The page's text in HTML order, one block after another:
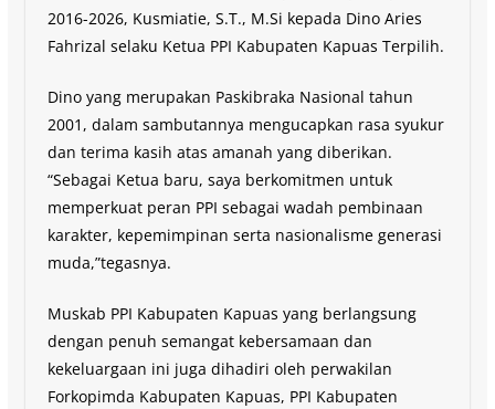
2016-2026, Kusmiatie, S.T., M.Si kepada Dino Aries
Fahrizal selaku Ketua PPI Kabupaten Kapuas Terpilih.
Dino yang merupakan Paskibraka Nasional tahun
2001, dalam sambutannya mengucapkan rasa syukur
dan terima kasih atas amanah yang diberikan.
“Sebagai Ketua baru, saya berkomitmen untuk
memperkuat peran PPI sebagai wadah pembinaan
karakter, kepemimpinan serta nasionalisme generasi
muda,”tegasnya.
Muskab PPI Kabupaten Kapuas yang berlangsung
dengan penuh semangat kebersamaan dan
kekeluargaan ini juga dihadiri oleh perwakilan
Forkopimda Kabupaten Kapuas, PPI Kabupaten